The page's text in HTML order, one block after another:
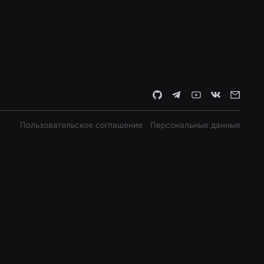
Пользовательское соглашение Персональные данные